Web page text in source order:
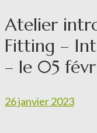
Atelier
Fitting –
– le 05
26 janvier 2023